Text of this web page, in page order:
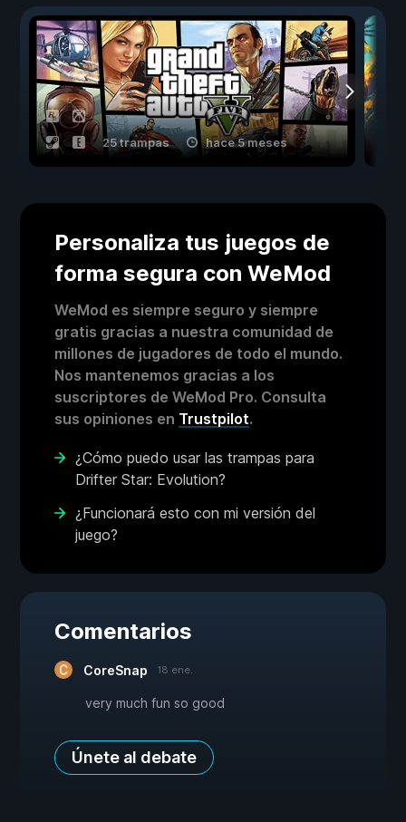
25 trampas hace 5 meses
Personaliza tus juegos de
forma segura con WeMod
WeMod es siempre seguro y siempre
gratis gracias a nuestra comunidad de
millones de jugadores de todo el mundo.
Nos mantenemos gracias a los
suscriptores de WeMod Pro. Consulta
sus opiniones en Trustpilot.
¿Cómo puedo usar las trampas para
Drifter Star: Evolution?
¿Funcionará esto con mi versión del
juego?
Comentarios
CoreSnap 18 ene.
very much fun so good
Únete al debate